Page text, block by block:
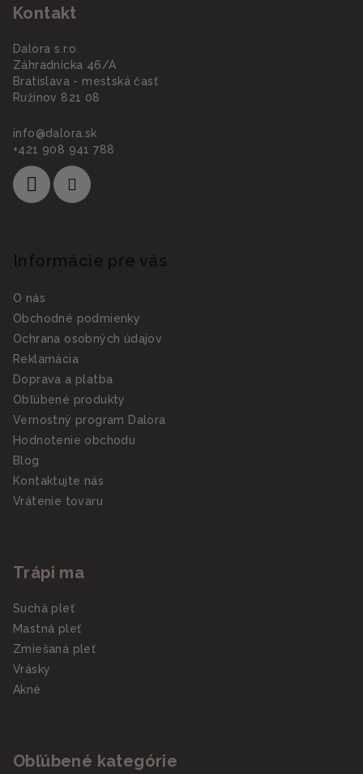
Kontakt
Dalora s.r.o.
Záhradnícka 46/A
Bratislava - mestská časť
Ružinov 821 08
info@dalora.sk
+421 908 941 788
Informácie pre vás
O nás
Obchodné podmienky
Ochrana osobných údajov
Reklamácia
Doprava a platba
Obľúbené produkty
Vernostný program Dalora
Hodnotenie obchodu
Blog
Kontaktujte nás
Vrátenie tovaru
Trápi ma
Suchá pleť
Mastná pleť
Zmiešaná pleť
Vrásky
Akné
Obľúbené kategórie